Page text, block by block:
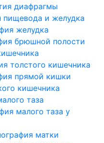
диафрагмы
пищевода и желудка
желудка
брюшной полости
толстого кишечника
прямой кишки
кишечника
таза
малого таза у
матки